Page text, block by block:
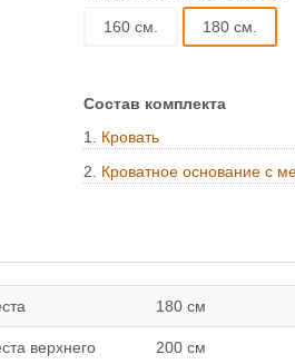
160 см. 180 см.
Состав комплекта
1.
Кровать
2.
Кроватное основание с
180 см
верхнего
200 см